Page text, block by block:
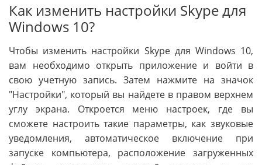
Как изменить настройки Skype для
Windows 10?
Чтобы изменить настройки Skype для Windows 10,
вам необходимо открыть приложение и войти в
свою учетную запись. Затем нажмите на значок
"Настройки", который вы найдете в правом верхнем
углу экрана. Откроется меню настроек, где вы
сможете настроить такие параметры, как звуковые
уведомления, автоматическое включение при
запуске компьютера, расположение загруженных